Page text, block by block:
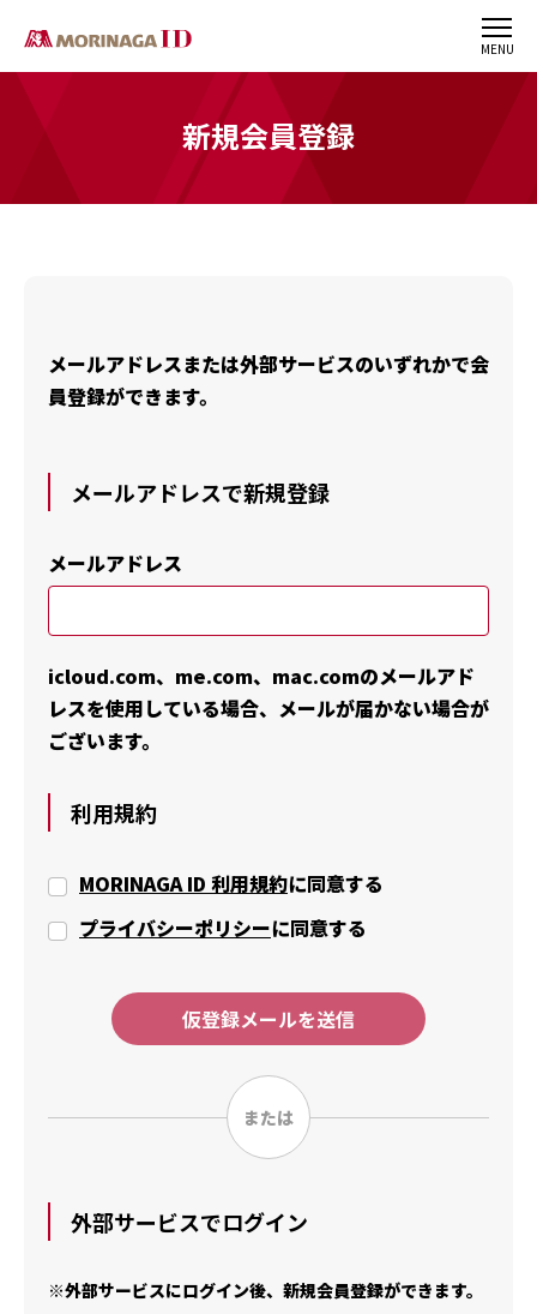
MENU
新規会員登録
メールアドレスまたは外部サービスのいずれかで会
員登録ができます。
メールアドレスで新規登録
メールアドレス
icloud.com、me.com、mac.comのメールアド
レスを使用している場合、メールが届かない場合が
ございます。
利用規約
MORINAGA ID 利用規約に同意する
プライバシーポリシーに同意する
仮登録メールを送信
外部サービスでログイン
※外部サービスにログイン後、新規会員登録ができます。